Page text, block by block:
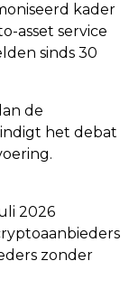
kader
asset service
sinds 30
de
het debat
2026
zonder